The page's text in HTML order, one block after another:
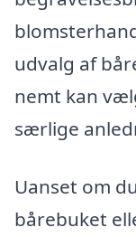
udvalg af
nemt kan
særlige
Uanset om
bårebuket